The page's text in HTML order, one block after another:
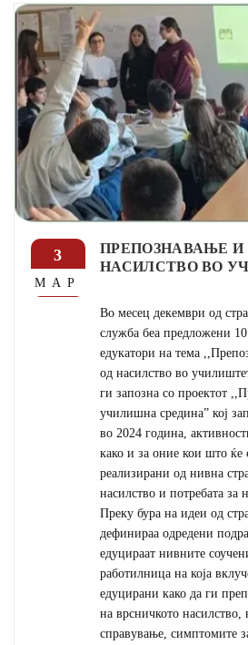
3
МАР
ПРЕПОЗНАВАЊЕ И
НАСИЛСТВО ВО
Во месец декември од
служба беа предложени
едукатори на тема
од насилство во
ги запозна со проектот
училишна средина” кој
во 2024 година,
како и за оние кои што ќе
реализирани од нивна
насилство и потребата за
Преку бура на идеи од
дефинираа одредени
едуцираат нивните
работилница на која
едуцирани како да ги
на врсничкото насилство,
справување, симптомите